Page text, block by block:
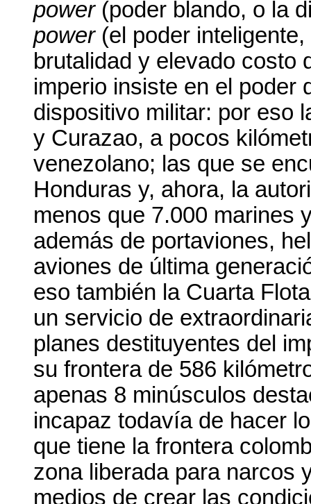
power(poder blando, o la
power(el poder
brutalidad y elevado costo
imperio insiste en el poder
dispositivo militar: por eso
y Curazao, a pocos
venezolano; las que se
Honduras y, ahora, la
menos que 7.000 marines
además de portaviones,
aviones de última
eso también la Cuarta
un servicio de
planes destituyentes del
su frontera de 586
apenas 8 minúsculos
incapaz todavía de hacer
que tiene la frontera
zona liberada para narcos
medios de crear las